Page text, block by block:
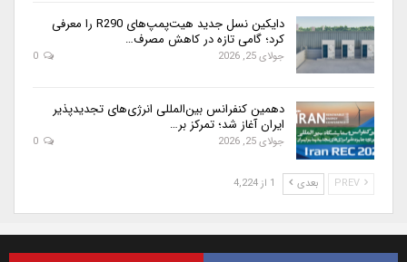
دایکین نسل جدید هیت‌پمپ‌های R290 را معرفی
کرد؛ گامی تازه در کاهش مصرف…
جولای 25, 2026
دهمین کنفرانس بین‌المللی انرژی‌های تجدیدپذیر
ایران آغاز شد؛ تمرکز بر…
جولای 25, 2026
بعدی 1 از 4,224